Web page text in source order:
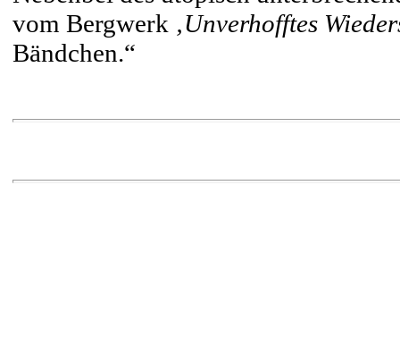
vom Bergwerk ‚Unverhofftes
Bändchen.“